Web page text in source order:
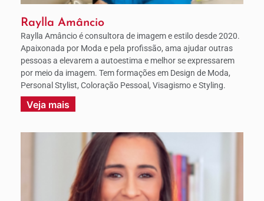
Raylla Amâncio
Raylla Amâncio é consultora de imagem e estilo desde 2020.
Apaixonada por Moda e pela profissão, ama ajudar outras
pessoas a elevarem a autoestima e melhor se expressarem
por meio da imagem. Tem formações em Design de Moda,
Personal Stylist, Coloração Pessoal, Visagismo e Styling.
Veja mais